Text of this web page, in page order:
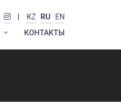
| KZ RU EN
КОНТАКТЫ